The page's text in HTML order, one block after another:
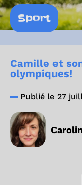
Sport
Camille et
olympiques!
Publié le 27